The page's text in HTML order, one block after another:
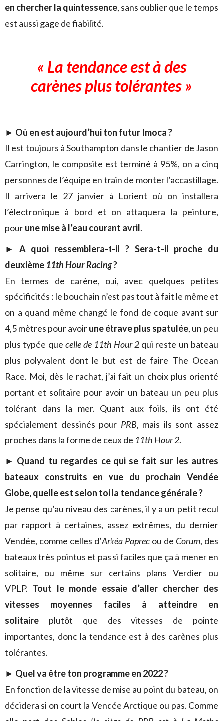
en chercher la quintessence, sans oublier que le temps
est aussi gage de fiabilité.
« La tendance est à des
carènes plus tolérantes »
► Où en est aujourd’hui ton futur Imoca ?
Il est toujours à Southampton dans le chantier de Jason
Carrington, le composite est terminé à 95%, on a cinq
personnes de l’équipe en train de monter l’accastillage.
Il arrivera le 27 janvier à Lorient où on installera
l’électronique à bord et on attaquera la peinture,
pourune mise à l’eau courant avril.
► A quoi ressemblera-t-il ? Sera-t-il proche du
deuxième 11th Hour Racing?
En termes de carène, oui, avec quelques petites
spécificités : le bouchain n’est pas tout à fait le même et
on a quand même changé le fond de coque avant sur
4,5 mètres pour avoirune étrave plus spatulée, un peu
plus typée que celle de 11th Hour 2qui reste un bateau
plus polyvalent dont le but est de faire The Ocean
Race. Moi, dès le rachat, j’ai fait un choix plus orienté
portant et solitaire pour avoir un bateau un peu plus
tolérant dans la mer. Quant aux foils, ils ont été
spécialement dessinés pour PRB, mais ils sont assez
proches dans la forme de ceux de 11th Hour 2.
► Quand tu regardes ce qui se fait sur les autres
bateaux construits en vue du prochain Vendée
Globe, quelle est selon toi la tendance générale ?
Je pense qu’au niveau des carènes, il y a un petit recul
par rapport à certaines, assez extrêmes, du dernier
Vendée, comme celles d’Arkéa Paprec ou de Corum, des
bateaux très pointus et pas si faciles que ça à mener en
solitaire, ou même sur certains plans Verdier ou
VPLP. Tout le monde essaie d’aller chercher des
vitesses moyennes faciles à atteindre en
solitaire plutôt que des vitesses de pointe
importantes, donc la tendance est à des carènes plus
tolérantes.
► Quel va être ton programme en 2022 ?
En fonction de la vitesse de mise au point du bateau, on
décidera si on court la Vendée Arctique ou pas. Comme